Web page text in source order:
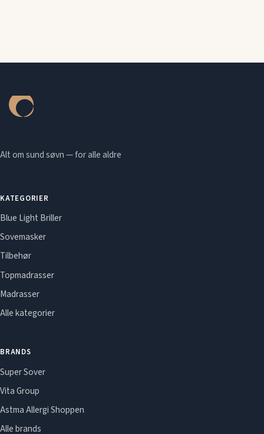
Alt om sund søvn — for alle aldre
KATEGORIER
Blue Light Briller
Sovemasker
Tilbehør
Topmadrasser
Madrasser
Alle kategorier
BRANDS
Super Sover
Vita Group
Astma Allergi Shoppen
Alle brands